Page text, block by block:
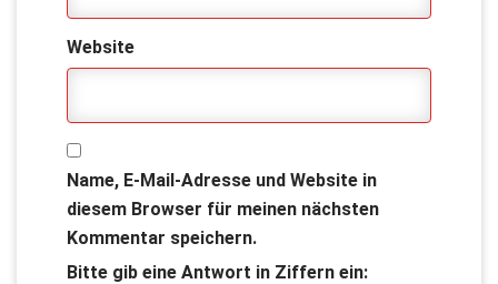
Website
Name, E-Mail-Adresse und Website in
diesem Browser für meinen nächsten
Kommentar speichern.
Bitte gib eine Antwort in Ziffern ein: